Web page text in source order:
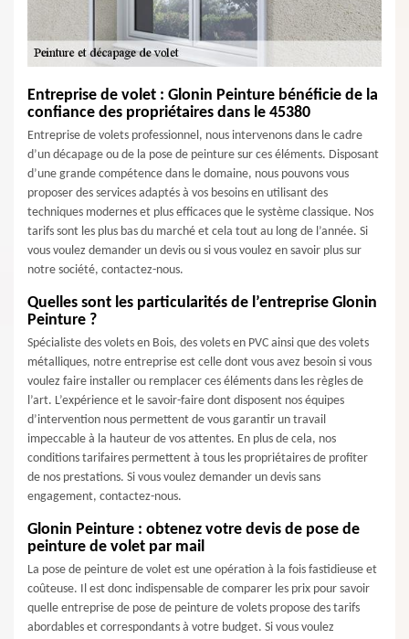
Entreprise de volet : Glonin Peinture bénéficie de la
confiance des propriétaires dans le 45380
Entreprise de volets professionnel, nous intervenons dans le cadre
d’un décapage ou de la pose de peinture sur ces éléments. Disposant
d’une grande compétence dans le domaine, nous pouvons vous
proposer des services adaptés à vos besoins en utilisant des
techniques modernes et plus efficaces que le système classique. Nos
tarifs sont les plus bas du marché et cela tout au long de l’année. Si
vous voulez demander un devis ou si vous voulez en savoir plus sur
notre société, contactez-nous.
Quelles sont les particularités de l’entreprise Glonin
Peinture ?
Spécialiste des volets en Bois, des volets en PVC ainsi que des volets
métalliques, notre entreprise est celle dont vous avez besoin si vous
voulez faire installer ou remplacer ces éléments dans les règles de
l’art. L’expérience et le savoir-faire dont disposent nos équipes
d’intervention nous permettent de vous garantir un travail
impeccable à la hauteur de vos attentes. En plus de cela, nos
conditions tarifaires permettent à tous les propriétaires de profiter
de nos prestations. Si vous voulez demander un devis sans
engagement, contactez-nous.
Glonin Peinture : obtenez votre devis de pose de
peinture de volet par mail
La pose de peinture de volet est une opération à la fois fastidieuse et
coûteuse. Il est donc indispensable de comparer les prix pour savoir
quelle entreprise de pose de peinture de volets propose des tarifs
abordables et correspondants à votre budget. Si vous voulez